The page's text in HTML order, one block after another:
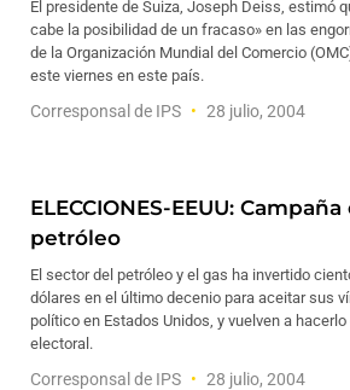
El presidente de Suiza, Joseph Deiss, estimó
cabe la posibilidad de un fracaso» en las
de la Organización Mundial del Comercio
este viernes en este país.
Corresponsal de IPS 28 julio, 2004
ELECCIONES-EEUU:
petróleo
El sector del petróleo y el gas ha invertido
dólares en el último decenio para aceitar sus
político en Estados Unidos, y vuelven a
electoral.
Corresponsal de IPS 28 julio, 2004